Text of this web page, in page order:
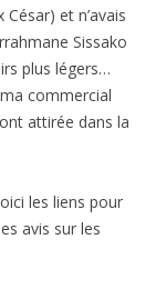
et n’avais
Sissako
plus légers…
commercial
attirée dans la
les liens pour
avis sur les